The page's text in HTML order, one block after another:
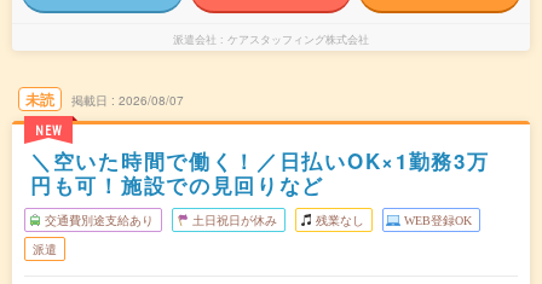
派遣会社 ケアスタッフィング株式会社
未読
NEW
掲載日 2026/08/07
＼空いた時間で働く！／日払いOK×1勤務3万
円も可！施設での見回りなど
交通費別途支給あり 土日祝日が休み 残業なし WEB登録OK
派遣